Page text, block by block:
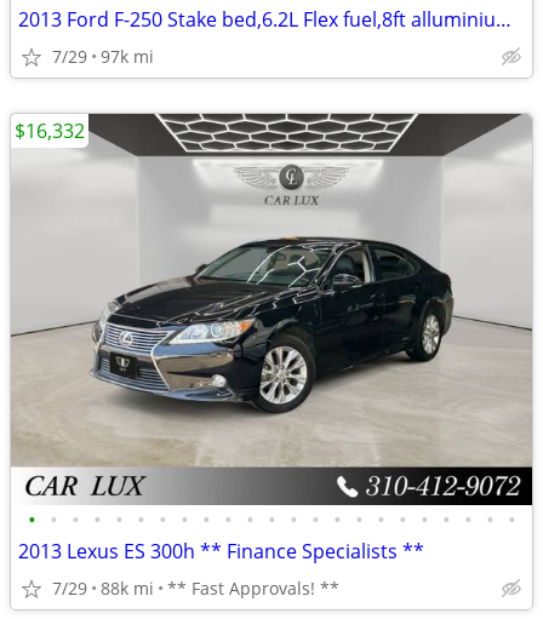
2013 Ford F-250 Stake bed,6.2L Flex fuel,8ft alluminium bed!
7/29 97k mi
• • • • • • • • • • • • • • • • • • • • • • •
2013 Lexus ES 300h ** Finance Specialists **
7/29 88k mi ** Fast Approvals! **
$16,332